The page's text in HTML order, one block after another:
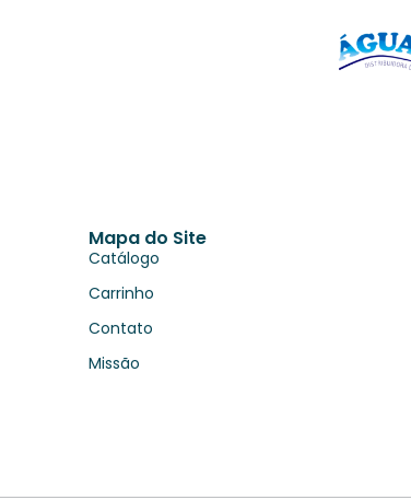
Mapa do Site
Catálogo
Carrinho
Contato
Missão